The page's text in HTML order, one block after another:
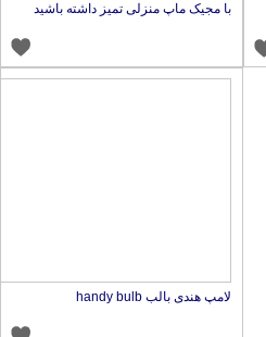
با مجیک ماپ منزلی تمیز داشته باشید
لامپ هندی بالب handy bulb